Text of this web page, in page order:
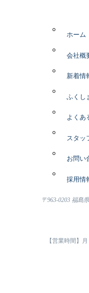
ホーム
会社概
新着情
ふくし
よくあ
スタッ
お問い
採用情
〒963-0203 福島
【営業時間】